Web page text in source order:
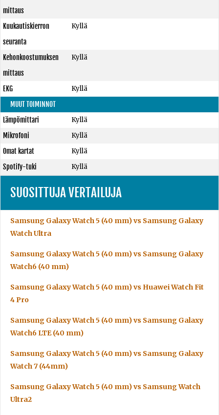
mittaus
Kuukautiskierron
seuranta
Kyllä
Kehonkoostumuksen
mittaus
Kyllä
EKG
Kyllä
MUUT TOIMINNOT
Lämpömittari
Kyllä
Mikrofoni
Kyllä
Omat kartat
Kyllä
Spotify-tuki
Kyllä
SUOSITTUJA VERTAILUJA
Samsung Galaxy Watch 5 (40 mm) vs Samsung Galaxy
Watch Ultra
Samsung Galaxy Watch 5 (40 mm) vs Samsung Galaxy
Watch6 (40 mm)
Samsung Galaxy Watch 5 (40 mm) vs Huawei Watch Fit
4 Pro
Samsung Galaxy Watch 5 (40 mm) vs Samsung Galaxy
Watch6 LTE (40 mm)
Samsung Galaxy Watch 5 (40 mm) vs Samsung Galaxy
Watch 7 (44mm)
Samsung Galaxy Watch 5 (40 mm) vs Samsung Watch
Ultra2